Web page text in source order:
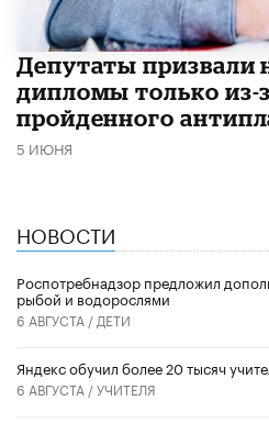
Депутаты призвали
дипломы только из-
пройденного
5 ИЮНЯ
НОВОСТИ
Роспотребнадзор предложил
рыбой и водорослями
6 АВГУСТА / ДЕТИ
​Яндекс обучил более 20 тысяч
6 АВГУСТА /УЧИТЕЛЯ